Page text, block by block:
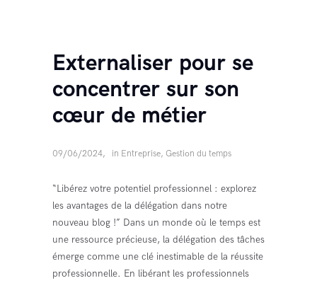
Externaliser pour se
concentrer sur son
cœur de métier
09/06/2024 in Entreprise, Gestion du temps
“Libérez votre potentiel professionnel : explorez
les avantages de la délégation dans notre
nouveau blog !” Dans un monde où le temps est
une ressource précieuse, la délégation des tâches
émerge comme une clé inestimable de la réussite
professionnelle. En libérant les professionnels